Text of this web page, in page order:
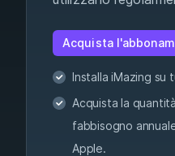
Acquista
Installa iMazing su
Acquista la
fabbisogno
Apple.